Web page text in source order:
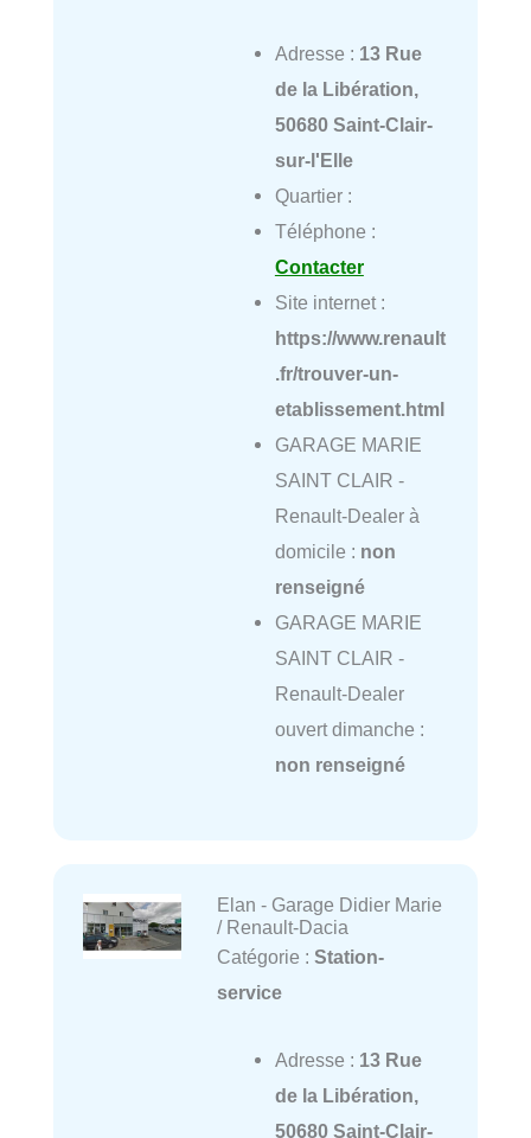
Adresse : 13 Rue
de la Libération,
50680 Saint-Clair-
sur-l'Elle
Quartier :
Téléphone :
Contacter
Site internet :
https://www.renault
.fr/trouver-un-
etablissement.html
GARAGE MARIE
SAINT CLAIR -
Renault-Dealer à
domicile : non
renseigné
GARAGE MARIE
SAINT CLAIR -
Renault-Dealer
ouvert dimanche :
non renseigné
Elan - Garage Didier Marie
/ Renault-Dacia
Catégorie : Station-
service
Adresse : 13 Rue
de la Libération,
50680 Saint-Clair-